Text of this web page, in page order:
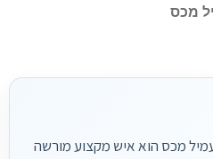
מכס
מכס הוא איש מקצוע מורשה